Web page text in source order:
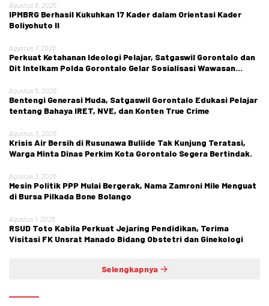
Agustus 8, 2026
IPMBRG Berhasil Kukuhkan 17 Kader dalam Orientasi Kader
Boliyohuto II
Agustus 7, 2026
Perkuat Ketahanan Ideologi Pelajar, Satgaswil Gorontalo dan
Dit Intelkam Polda Gorontalo Gelar Sosialisasi Wawasan
Agustus 5, 2026
Bentengi Generasi Muda, Satgaswil Gorontalo Edukasi Pelajar
tentang Bahaya IRET, NVE, dan Konten True Crime
Agustus 3, 2026
Krisis Air Bersih di Rusunawa Buliide Tak Kunjung Teratasi,
Warga Minta Dinas Perkim Kota Gorontalo Segera Bertindak.
Agustus 3, 2026
Mesin Politik PPP Mulai Bergerak, Nama Zamroni Mile Menguat
di Bursa Pilkada Bone Bolango
Agustus 1, 2026
RSUD Toto Kabila Perkuat Jejaring Pendidikan, Terima
Visitasi FK Unsrat Manado Bidang Obstetri dan Ginekologi
Selengkapnya